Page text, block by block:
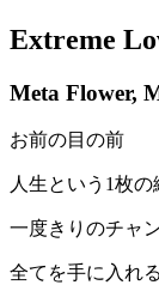
Extreme
Meta Flower,
お前の目の前
人生という1枚の
一度きりのチャ
全てを手に入れ